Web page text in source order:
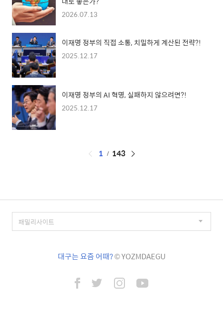
2026.07.13
이재명 정부의 직접 소통, 치밀하게 계산된 전략?!
2025.12.17
이재명 정부의 AI 혁명, 실패하지 않으려면?!
2025.12.17
페
1 143
대구는 요즘 어때?© YOZMDAEGU